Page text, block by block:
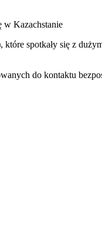
w Kazachstanie
spotkały się z
do kontaktu